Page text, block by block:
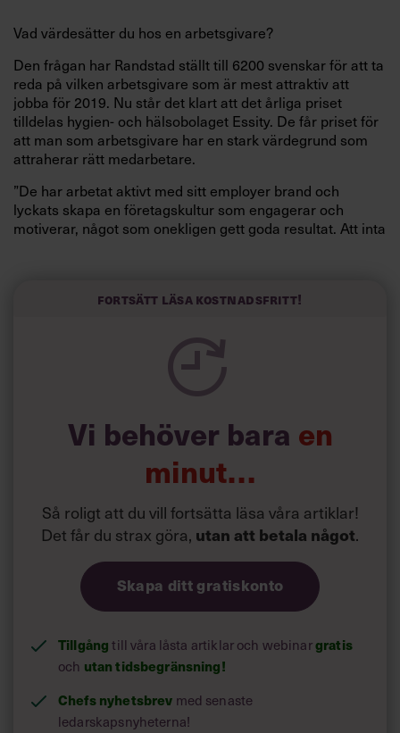
Vad värdesätter du hos en arbetsgivare?
Den frågan har Randstad ställt till 6200 svenskar för att ta
reda på vilken arbetsgivare som är mest attraktiv att
jobba för 2019. Nu står det klart att det årliga priset
tilldelas hygien- och hälsobolaget Essity. De får priset för
att man som arbetsgivare har en stark värdegrund som
attraherar rätt medarbetare.
”De har arbetat aktivt med sitt employer brand och
lyckats skapa en företagskultur som engagerar och
motiverar, något som onekligen gett goda resultat. Att inta
Här är företaget där alla
sätter varandras löner
Direkt efter Essity hittar vi Volvo Cars följt av Siemens.
Ikea som vann priset mellan åren 2014-2016 har fått en
hedrande plats i tävlingens ”Hall of Fame” och fick därför
Fortsätt läsa kostnadsfritt!
Vi behöver bara en
minut…
Så roligt att du vill fortsätta läsa våra artiklar!
Det får du strax göra, utan att betala något.
Skapa ditt gratiskonto
Tillgångtill våra låsta artiklar och webinargratis
och utan tidsbegränsning!
Chefs nyhetsbrev med senaste
ledarskapsnyheterna!